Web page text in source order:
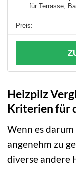
für Terrasse,
Heizpilz
Kriterien für
Wenn es
angenehm zu
diverse andere